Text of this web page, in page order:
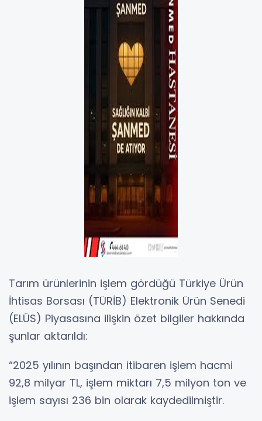
Tarım ürünlerinin işlem gördüğü Türkiye Ürün
İhtisas Borsası (TÜRİB) Elektronik Ürün Senedi
(ELÜS) Piyasasına ilişkin özet bilgiler hakkında
şunlar aktarıldı:
“2025 yılının başından itibaren işlem hacmi
92,8 milyar TL, işlem miktarı 7,5 milyon ton ve
işlem sayısı 236 bin olarak kaydedilmiştir.